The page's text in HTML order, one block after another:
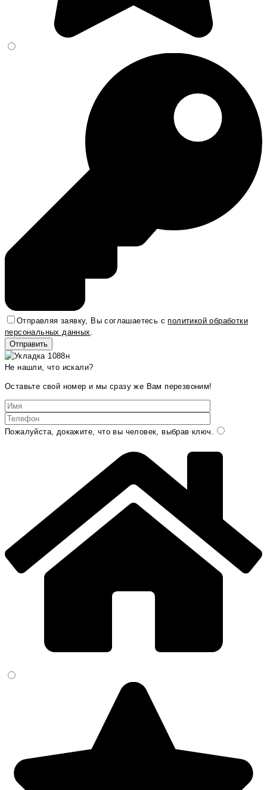
Отправляя заявку, Вы соглашаетесь сполитикой обработки
персональных данных
Не нашли, что искали?
Оставьте свой номер и мы сразу же Вам перезвоним!
Пожалуйста, докажите, что вы человек, выбрав ключ